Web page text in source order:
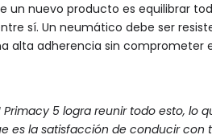
un nuevo producto es equilibrar
sí. Un neumático debe ser
alta adherencia sin
Primacy 5 logra reunir todo esto, lo
es la satisfacción de conducir con